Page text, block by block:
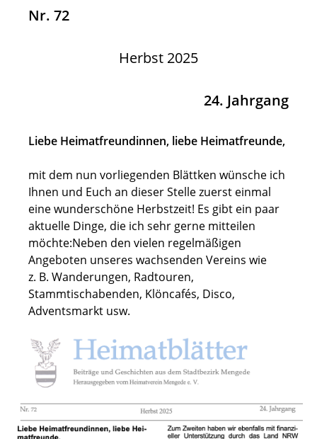
Nr. 72
Herbst 2025
24. Jahrgang
Liebe Heimatfreundinnen, liebe Heimatfreunde,
mit dem nun vorliegenden Blättken wünsche ich
Ihnen und Euch an dieser Stelle zuerst einmal
eine wunderschöne Herbstzeit! Es gibt ein paar
aktuelle Dinge, die ich sehr gerne mitteilen
möchte:Neben den vielen regelmäßigen
Angeboten unseres wachsenden Vereins wie
z. B. Wanderungen, Radtouren,
Stammtischabenden, Klöncafés, Disco,
Adventsmarkt usw.